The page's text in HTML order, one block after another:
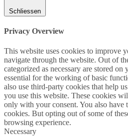
Schliessen
Privacy Overview
This website uses cookies to improve
navigate through the website. Out of
categorized as necessary are stored on
essential for the working of basic
also use third-party cookies that help
you use this website. These cookies
only with your consent. You also have
cookies. But opting out of some of
browsing experience.
Necessary